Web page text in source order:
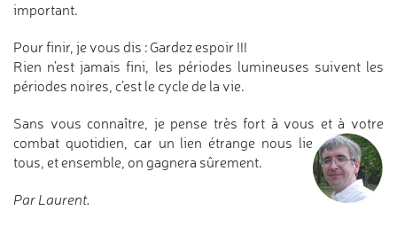
important.
Pour finir, je vous dis : Gardez espoir !!!
Rien n’est jamais fini, les périodes lumineuses suivent les
périodes noires, c’est le cycle de la vie.
Sans vous connaître, je pense très fort à vous et à votre
combat quotidien, car un lien étrange nous lie
tous, et ensemble, on gagnera sûrement.
Par Laurent.